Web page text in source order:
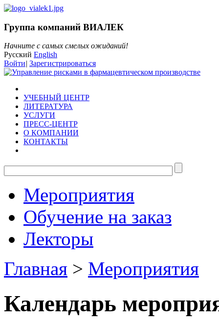
Группа компаний ВИАЛЕК
Начните с самых смелых ожиданий!
Русский English
Войти| Зарегистрироваться
УЧЕБНЫЙ ЦЕНТР
ЛИТЕРАТУРА
УСЛУГИ
ПРЕСС-ЦЕНТР
О КОМПАНИИ
КОНТАКТЫ
Мероприятия
Обучение на заказ
Лекторы
Главная > Мероприятия
Календарь